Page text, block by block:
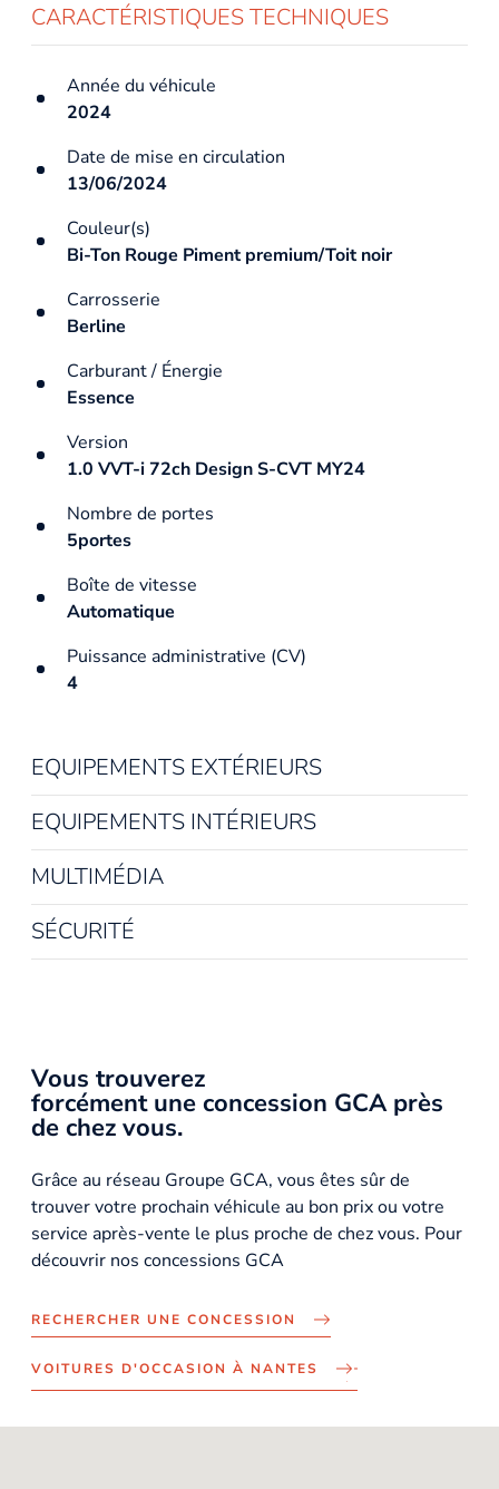
CARACTÉRISTIQUES TECHNIQUES
Année du véhicule
2024
Date de mise en circulation
13/06/2024
Couleur(s)
Bi-Ton Rouge Piment premium/Toit noir
Carrosserie
Berline
Carburant / Énergie
Essence
Version
1.0 VVT-i 72ch Design S-CVT MY24
Nombre de portes
5portes
Boîte de vitesse
Automatique
Puissance administrative (CV)
4
EQUIPEMENTS EXTÉRIEURS
EQUIPEMENTS INTÉRIEURS
MULTIMÉDIA
SÉCURITÉ
Vous trouverez
forcément une concession GCA près
de chez vous.
Grâce au réseau Groupe GCA, vous êtes sûr de
trouver votre prochain véhicule au bon prix ou votre
service après-vente le plus proche de chez vous. Pour
découvrir nos concessions GCA
RECHERCHER UNE CONCESSION
VOITURES D'OCCASION À NANTES